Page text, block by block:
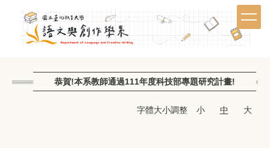
區
恭賀!本系教師通過111年度科技部專題研究計畫!
字體大小調整 小 中 大